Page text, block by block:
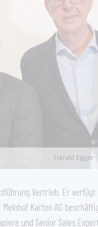
Vertrieb. Er
Karton AG
und Senior Sales